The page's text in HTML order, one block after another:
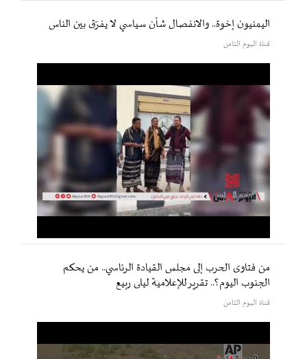
اليمنيون إخوة.. والانفصال شأن سياسي لا يفرّق بين الناس
قناة اليوم الثامن
من فتاوى الحرب إلى مجلس القيادة الرئاسي.. من يحكم
الجنوب اليوم؟.. تقرير للإعلامية ليلى ربيع
قناة اليوم الثامن